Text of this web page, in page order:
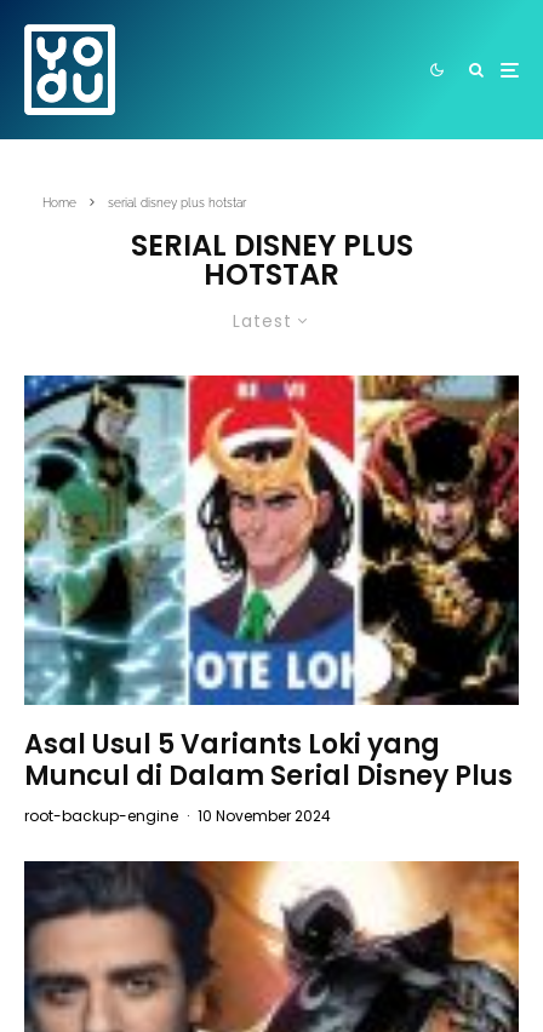
Home serial disney plus hotstar
SERIAL DISNEY PLUS
HOTSTAR
Latest
Asal Usul 5 Variants Loki yang
Muncul di Dalam Serial Disney Plus
root-backup-engine · 10 November 2024